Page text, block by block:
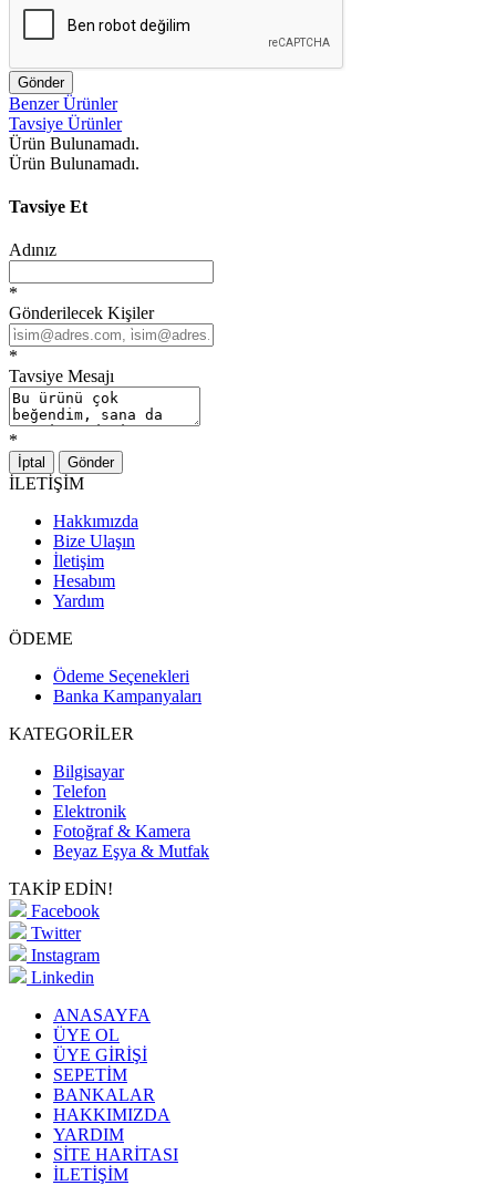
Gönder
Benzer Ürünler
Tavsiye Ürünler
Ürün Bulunamadı.
Ürün Bulunamadı.
Tavsiye Et
Adınız
*
Gönderilecek Kişiler
*
Tavsiye Mesajı
*
İptal Gönder
İLETİŞİM
Hakkımızda
Bize Ulaşın
İletişim
Hesabım
Yardım
ÖDEME
Ödeme Seçenekleri
Banka Kampanyaları
KATEGORİLER
Bilgisayar
Telefon
Elektronik
Fotoğraf & Kamera
Beyaz Eşya & Mutfak
TAKİP EDİN!
Facebook
Twitter
Instagram
Linkedin
ANASAYFA
ÜYE OL
ÜYE GİRİŞİ
SEPETİM
BANKALAR
HAKKIMIZDA
YARDIM
SİTE HARİTASI
İLETİŞİM